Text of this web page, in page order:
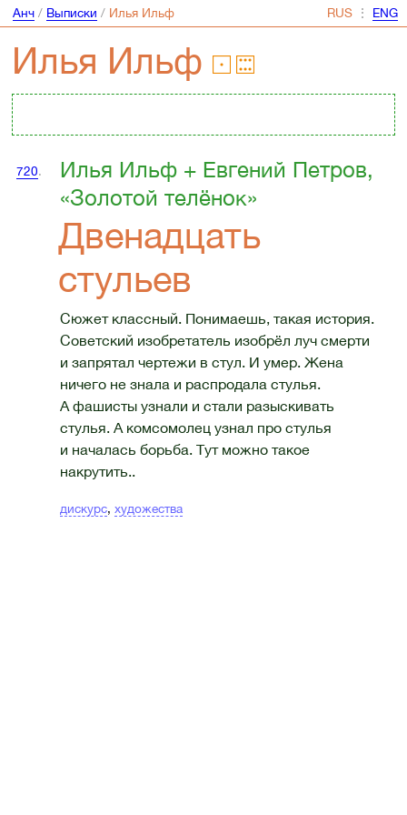
Анч/ Выписки / Илья Ильф ⋮
Илья Ильф
720.
Илья Ильф + Евгений Петров,
«Золотой телёнок»
Двенадцать
стульев
Сюжет классный. Понимаешь, такая история.
Советский изобретатель изобрёл луч смерти
и запрятал чертежи в стул. И умер. Жена
ничего не знала и распродала стулья.
А фашисты узнали и стали разыскивать
стулья. А комсомолец узнал про стулья
и началась борьба. Тут можно такое
накрутить..
дискурс,художества